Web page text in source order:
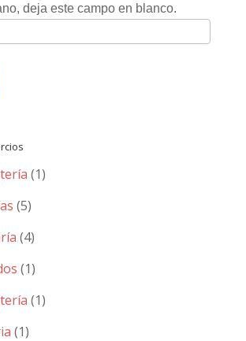
deja este campo en blanco.
(1)
(5)
(4)
(1)
(1)
(1)